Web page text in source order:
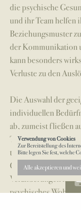
die psychische
und ihr Team helfen
Beziehungsmuster
der Kommunikation
kann besonders
Verluste zu den
Die Auswahl der
individuellen
ab, zumeist fließen
Therapieansätze in
therapeutische
Gedanken und
Veränderungen
psychisches
Verwendung von Cookies
Zur Bereitstellung des
Bitte legen Sie fest, welche
Alle akzeptieren und